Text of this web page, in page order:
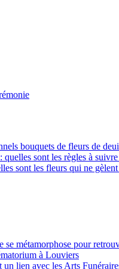
bouquets de fleurs de
sont les règles à
sont les fleurs qui ne gèlent
se métamorphose pour
à Louviers
un lien avec les Arts